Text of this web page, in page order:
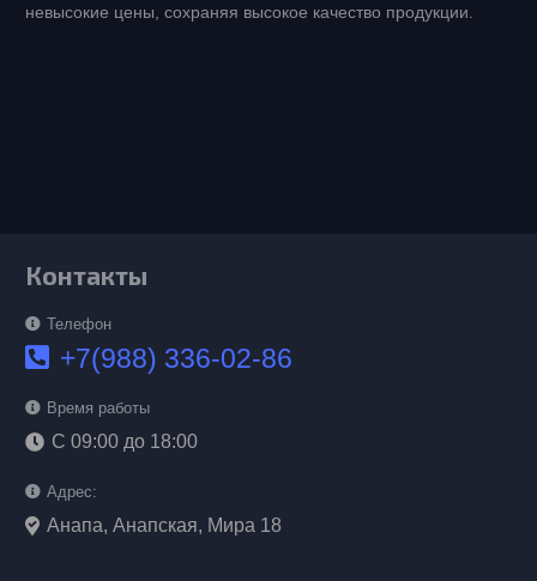
невысокие цены, сохраняя высокое качество продукции.
Контакты
Телефон
+7(988) 336-02-86
Время работы
С 09:00 до 18:00
Адрес:
Анапа, Анапская, Мира 18